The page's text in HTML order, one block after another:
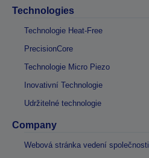
Technologies
Technologie Heat-Free
PrecisionCore
Technologie Micro Piezo
Inovativní Technologie
Udržitelné technologie
Company
Webová stránka vedení společnosti